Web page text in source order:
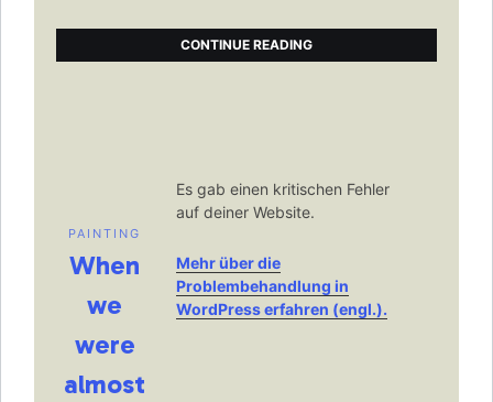
CONTINUE READING
PAINTING
When
we
were
almost
Es gab einen kritischen Fehler
auf deiner Website.
Mehr über die
Problembehandlung in
WordPress erfahren (engl.).